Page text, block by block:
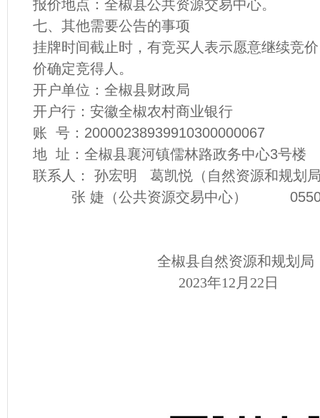
报价地点： 全椒县公共资源交易中心。
七、其他需要公告的事项
挂牌时间截止时，有竞买人表示愿意继续竞
价确定竞得人。
开户单位：全椒县财政局
开户行：安徽全椒农村商业银行
账 号： 20000238939910300000067
地 址：全椒县襄河镇儒林路政务中心3号楼
联系人：
孙宏明 葛凯悦 （自然资源和规划
张 婕 （公共资源交易中心） 0550-
全椒县自然资源和规划局
2023年12 月 22 日